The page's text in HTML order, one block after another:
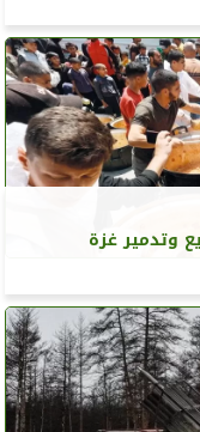
وتدمير غزة